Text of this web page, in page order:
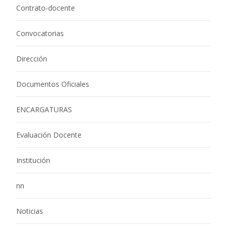
Contrato-docente
Convocatorias
Dirección
Documentos Oficiales
ENCARGATURAS
Evaluación Docente
Institución
nn
Noticias